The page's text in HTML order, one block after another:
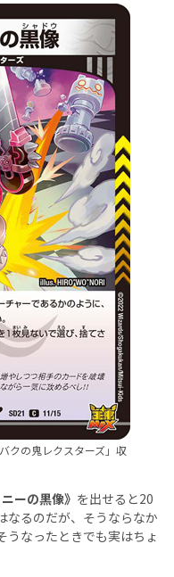
クの鬼レクスターズ」収
ニーの黒像》 を出せると20
なるのだが、そうならなか
うなったときでも実はちょ